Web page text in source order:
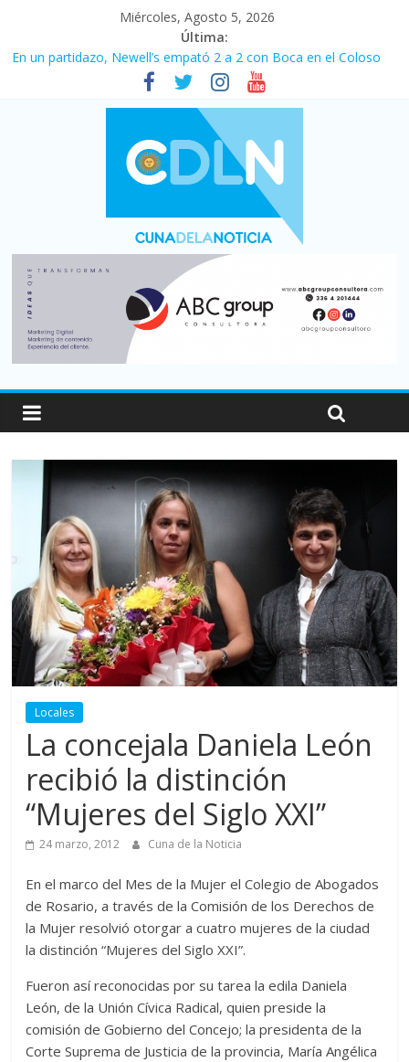
Miércoles, Agosto 5, 2026
Última:
En un partidazo, Newell’s empató 2 a 2 con Boca en el Coloso
Vacaciones de invierno con más movimiento y consumo
turístico: 4,6 millones de personas viajaron por el país, un 5,9%
Fuerte caída de la venta de autos usados en julio: bajó un 12,6%
Central venció 1 a 0 al River de Coudet en el Monumental
Pullaro mejora sus relaciones con el Gobierno nacional
Locales
La concejala Daniela León
recibió la distinción
“Mujeres del Siglo XXI”
24 marzo, 2012 Cuna de la Noticia
En el marco del Mes de la Mujer el Colegio de Abogados
de Rosario, a través de la Comisión de los Derechos de
la Mujer resolvió otorgar a cuatro mujeres de la ciudad
la distinción “Mujeres del Siglo XXI”.
Fueron así reconocidas por su tarea la edila Daniela
León, de la Unión Cívica Radical, quien preside la
comisión de Gobierno del Concejo; la presidenta de la
Corte Suprema de Justicia de la provincia, María Angélica